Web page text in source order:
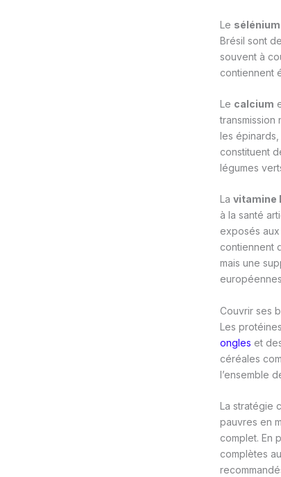
Le sélénium
Brésil sont
souvent à
contiennent
Le calcium
transmission
les
constituent
légumes
La vitamine
à la santé
exposés
contiennent
mais une
Couvrir ses
Les
ongles et
céréales
l’ensemble
La stratégie
pauvres en
complet. En
complètes